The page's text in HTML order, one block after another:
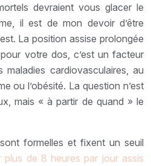
devraient vous glacer le
il est de mon devoir d’être
La position assise prolongée
votre dos, c’est un facteur
cardiovasculaires, au
ou l’obésité. La question n’est
mais « à partir de quand » le
formelles et fixent un seuil
plus de 8 heures par jour assis